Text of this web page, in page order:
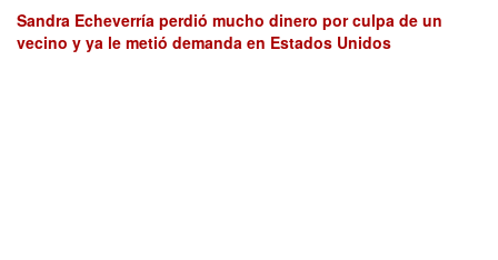
Sandra Echeverría perdió mucho dinero por culpa de un
vecino y ya le metió demanda en Estados Unidos